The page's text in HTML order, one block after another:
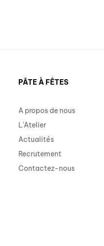
PÂTE À FÊTES
A propos de nous
L'Atelier
Actualités
Recrutement
Contactez-nous